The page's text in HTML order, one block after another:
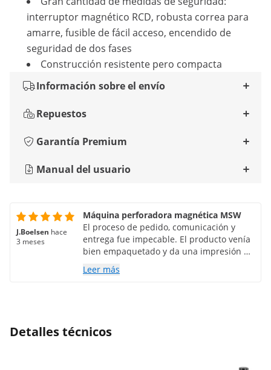
interruptor magnético RCD, robusta correa para
amarre, fusible de fácil acceso, encendido de
seguridad de dos fases
Construcción resistente pero compacta
Información sobre el envío
Repuestos
Garantía Premium
Manual del usuario
J.Boelsen hace
3 meses
Máquina perforadora magnética MSW
El proceso de pedido, comunicación y
entrega fue impecable. El producto venía
bien empaquetado y da una impresión de
solidez y alta calidad. Todo está fabricado
con gran precisión, sin holguras ni ruidos
Leer más
Detalles técnicos